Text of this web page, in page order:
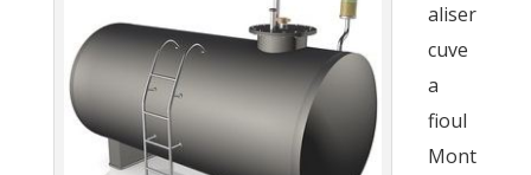
aliser
cuve
a
fioul
Mont